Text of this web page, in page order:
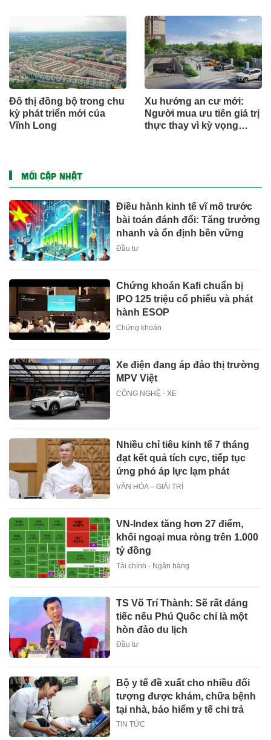
Đô thị đồng bộ trong chu
kỳ phát triển mới của
Vĩnh Long
Xu hướng an cư mới:
Người mua ưu tiên giá trị
thực thay vì kỳ vọng
MỚI CẬP NHẬT
Điều hành kinh tế vĩ mô trước
bài toán đánh đổi: Tăng trưởng
nhanh và ổn định bền vững
Đầu tư
Chứng khoán Kafi chuẩn bị
IPO 125 triệu cổ phiếu và phát
hành ESOP
Chứng khoán
Xe điện đang áp đảo thị trường
MPV Việt
CÔNG NGHỆ - XE
Nhiều chỉ tiêu kinh tế 7 tháng
đạt kết quả tích cực, tiếp tục
ứng phó áp lực lạm phát
VĂN HÓA – GIẢI TRÍ
VN-Index tăng hơn 27 điểm,
khối ngoại mua ròng trên 1.000
tỷ đồng
Tài chính - Ngân hàng
TS Võ Trí Thành: Sẽ rất đáng
tiếc nếu Phú Quốc chỉ là một
hòn đảo du lịch
Đầu tư
Bộ y tế đề xuất cho nhiều đối
tượng được khám, chữa bệnh
tại nhà, bảo hiểm y tế chi trả
TIN TỨC